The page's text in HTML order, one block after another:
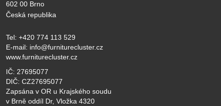
602 00 Brno
Česká republika
Tel: +420 774 113 529
E-mail: info@furniturecluster.cz
www.furniturecluster.cz
IČ: 27695077
DIČ: CZ27695077
Zapsána v OR u Krajského soudu
v Brně oddíl Dr, Vložka 4320